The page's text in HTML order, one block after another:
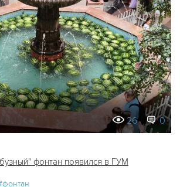
26 0
фонтан появился в ГУМ